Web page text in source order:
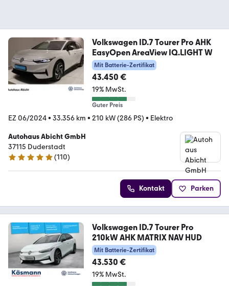
Volkswagen ID.7 Tourer Pro AHK
EasyOpen AreaView IQ.LIGHT W
Mit Batterie-Zertifikat
43.450 €
19% MwSt.
Guter Preis
EZ 06/2024• 33.356 km • 210 kW (286 PS) • Elektro
Autohaus Abicht GmbH
37115 Duderstadt
5 Sterne
(110)
Kontakt Parken
Volkswagen ID.7 Tourer Pro
210kW AHK MATRIX NAV HUD
Mit Batterie-Zertifikat
43.530 €
19% MwSt.